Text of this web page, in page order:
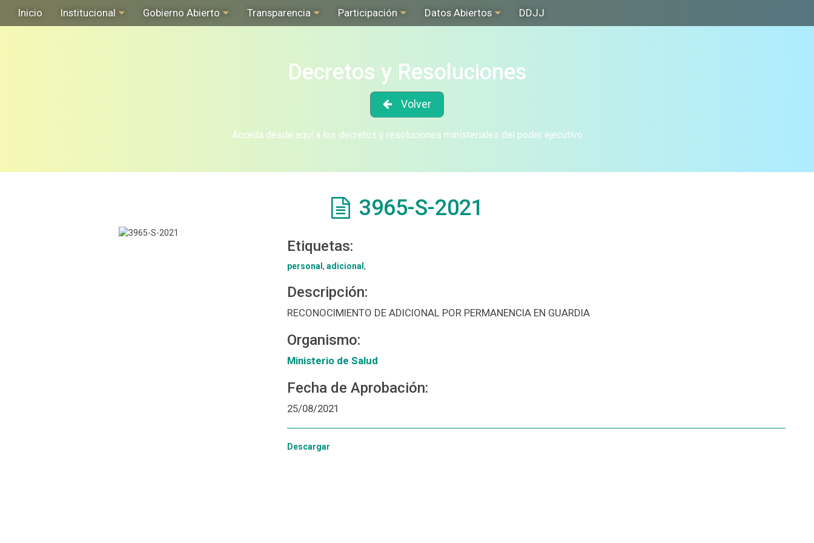
Inicio Institucional Gobierno Abierto Transparencia Participación Datos Abiertos DDJJ
Decretos y Resoluciones
Volver
Acceda desde aquí a los decretos y resoluciones ministeriales del poder ejecutivo
3965-S-2021
Etiquetas:
personal , adicional ,
Descripción:
RECONOCIMIENTO DE ADICIONAL POR PERMANENCIA EN GUARDIA
Organismo:
Ministerio de Salud
Fecha de Aprobación:
25/08/2021
Descargar